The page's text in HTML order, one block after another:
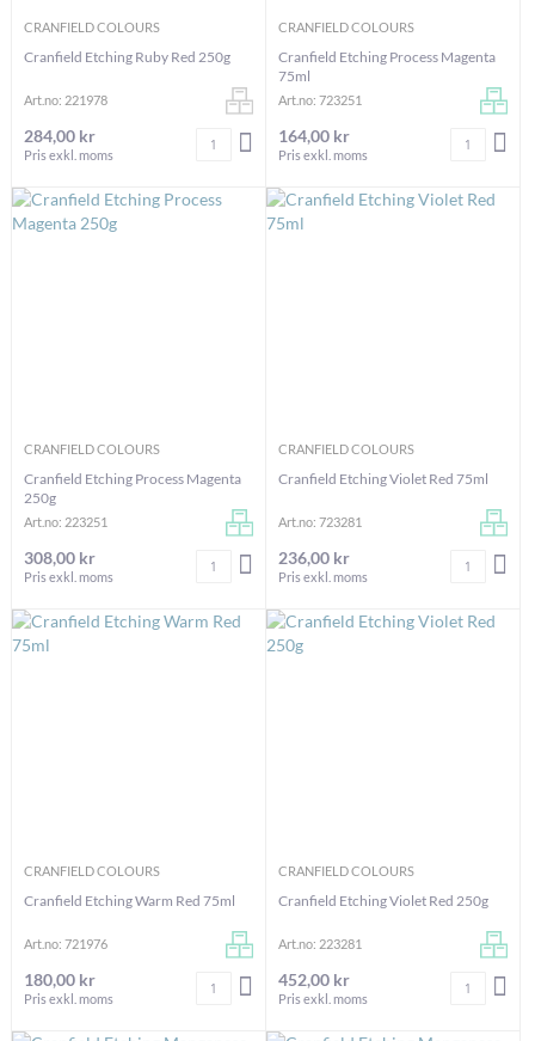
CRANFIELD COLOURS
Cranfield Etching Ruby Red 250g
Art.no: 221978
284,00 kr
Pris exkl. moms
Antal LÄGG I VARUKORGEN
CRANFIELD COLOURS
Cranfield Etching Process Magenta
75ml
Art.no: 723251
164,00 kr
Pris exkl. moms
Antal
CRANFIELD COLOURS
Cranfield Etching Process Magenta
250g
Art.no: 223251
308,00 kr
Pris exkl. moms
Antal LÄGG I VARUKORGEN
CRANFIELD COLOURS
Cranfield Etching Violet Red 75ml
Art.no: 723281
236,00 kr
Pris exkl. moms
Antal
CRANFIELD COLOURS
Cranfield Etching Warm Red 75ml
Art.no: 721976
180,00 kr
Pris exkl. moms
Antal LÄGG I VARUKORGEN
CRANFIELD COLOURS
Cranfield Etching Violet Red 250g
Art.no: 223281
452,00 kr
Pris exkl. moms
Antal